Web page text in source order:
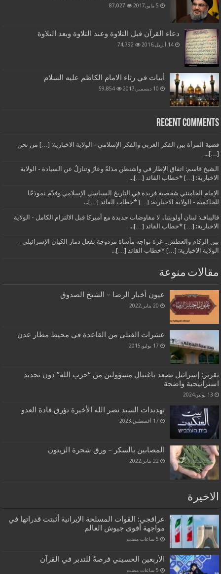
5 مايو,2017 87,027
دعاء القرآن قبل التلاوة وعند التلاوة وبعد التلاوة
14 أبريل,2016 74,792
أبيات في رثاء الامام الكاظم عليه السلام
10 ديسمبر,2017 59,854
Recent Comments
قضية المرأة بين الفكر الغربي والفكر الإسلامي - الولاية الاخبارية: […] من نحن
[…]...
الشيخ قاسم: اتفاق الإطار في واشنطن مذلةٌ وعارٌ وتنازلٌ عن السيادة - الولاية
الاخبارية: […] *خطاب القائد […]...
الإمام الخامنئي شخصية فريدة في التاريخ السياسي الإسلامي وقدّم نموذجًا
للحاكمية - الولاية الاخبارية: […] *خطاب القائد […]...
قاليباف: لبنان أولويتنا.. لا مفاوضات جديدة مع أميركا قبل الالتزام الكامل - الولاية
الاخبارية: […] *خطاب القائد […]...
بين الركام والعطش.. غزة تواجه مأساة مزدوجة بفعل دمار الكيان الإسرائيلي -
الولاية الاخبارية: […] *خطاب القائد […]...
مقالات منوعة
عيون أخبار الرضا – الشيخ الصدوق
20 يناير,2022
عشرات القتلى من القاعدة في محيط مطار عدن
17 يوليو,2015
تقرير: إسرائيل تصعد باغتيال مسؤولين من “حزب الله” دون تحديد
استراتيجية واضحة
13 يونيو,2024
تهديدات السيد نصر الله الأخيرة تؤرق قادة العدو
17 أغسطس,2023
المصابين بالسكر – ورق شجرة الزيتون
22 يناير,2022
الاخيرة
عراقجي: القوات المسلحة الإيرانية أثبتت قدراتها في
مواجهة أقوى جيوش العالم
الأربعين الحسيني فرصةٌ للتدبر في القرآن